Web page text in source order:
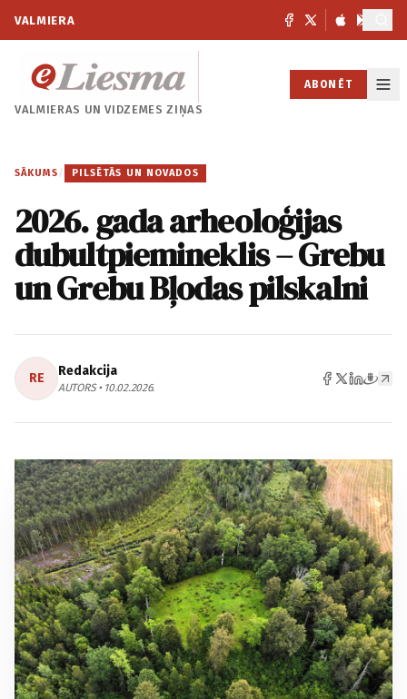
VALMIERA
VALMIERAS UNVIDZEMES ZIŅAS
ABONĒT
SĀKUMS / PILSĒTĀS UN NOVADOS
2026. gada arheoloģijas
dubultpiemineklis – Grebu
un Grebu Bļodas pilskalni
RE Redakcija
AUTORS • 10.02.2026.